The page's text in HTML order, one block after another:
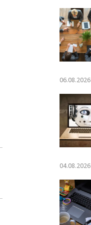
06.08.2026
04.08.2026